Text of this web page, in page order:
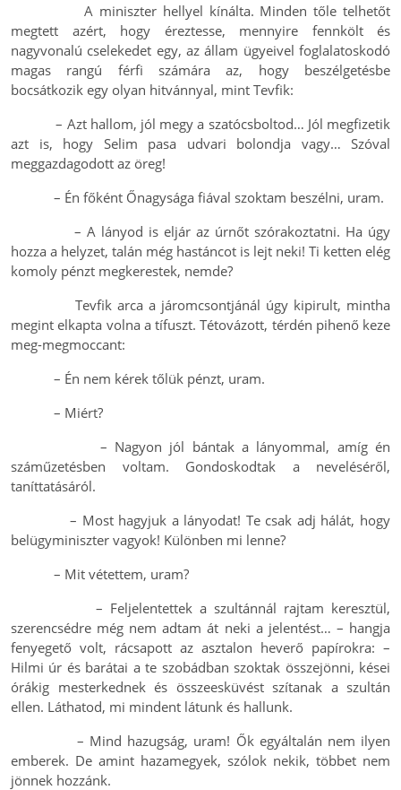
A miniszter hellyel kínálta. Minden tőle telhetőt
megtett azért, hogy éreztesse, mennyire fennkölt és
nagyvonalú cselekedet egy, az állam ügyeivel foglalatoskodó
magas rangú férfi számára az, hogy beszélgetésbe
bocsátkozik egy olyan hitvánnyal, mint Tevfik:
– Azt hallom, jól megy a szatócsboltod… Jól megfizetik
azt is, hogy Selim pasa udvari bolondja vagy… Szóval
meggazdagodott az öreg!
– Én főként Őnagysága fiával szoktam beszélni, uram.
– A lányod is eljár az úrnőt szórakoztatni. Ha úgy
hozza a helyzet, talán még hastáncot is lejt neki! Ti ketten elég
komoly pénzt megkerestek, nemde?
Tevfik arca a járomcsontjánál úgy kipirult, mintha
megint elkapta volna a tífuszt. Tétovázott, térdén pihenő keze
meg-megmoccant:
– Én nem kérek tőlük pénzt, uram.
– Miért?
– Nagyon jól bántak a lányommal, amíg én
száműzetésben voltam. Gondoskodtak a neveléséről,
taníttatásáról.
– Most hagyjuk a lányodat! Te csak adj hálát, hogy
belügyminiszter vagyok! Különben mi lenne?
– Mit vétettem, uram?
– Feljelentettek a szultánnál rajtam keresztül,
szerencsédre még nem adtam át neki a jelentést… – hangja
fenyegető volt, rácsapott az asztalon heverő papírokra: –
Hilmi úr és barátai a te szobádban szoktak összejönni, kései
órákig mesterkednek és összeesküvést szítanak a szultán
ellen. Láthatod, mi mindent látunk és hallunk.
– Mind hazugság, uram! Ők egyáltalán nem ilyen
emberek. De amint hazamegyek, szólok nekik, többet nem
jönnek hozzánk.